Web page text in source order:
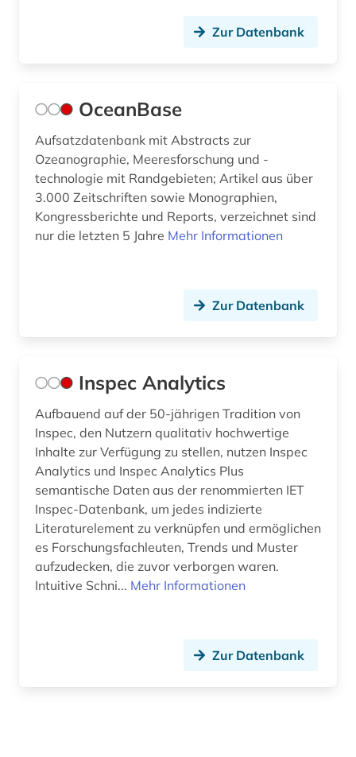
Zur Datenbank
OceanBase
Aufsatzdatenbank mit Abstracts zur
Ozeanographie, Meeresforschung und -
technologie mit Randgebieten; Artikel aus über
3.000 Zeitschriften sowie Monographien,
Kongressberichte und Reports, verzeichnet sind
nur die letzten 5 Jahre Mehr Informationen
Zur Datenbank
Inspec Analytics
Aufbauend auf der 50-jährigen Tradition von
Inspec, den Nutzern qualitativ hochwertige
Inhalte zur Verfügung zu stellen, nutzen Inspec
Analytics und Inspec Analytics Plus
semantische Daten aus der renommierten IET
Inspec-Datenbank, um jedes indizierte
Literaturelement zu verknüpfen und ermöglichen
es Forschungsfachleuten, Trends und Muster
aufzudecken, die zuvor verborgen waren.
Intuitive Schni... Mehr Informationen
Zur Datenbank